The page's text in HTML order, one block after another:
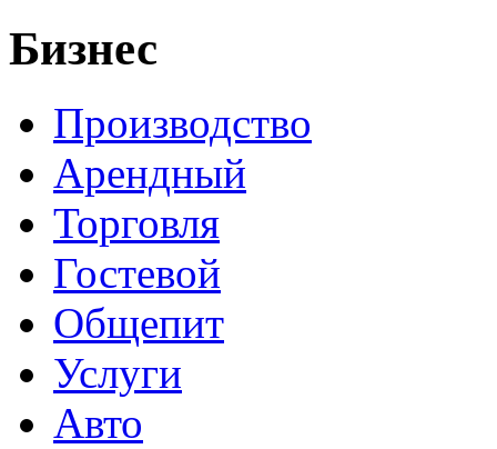
Бизнес
Производство
Арендный
Торговля
Гостевой
Общепит
Услуги
Авто